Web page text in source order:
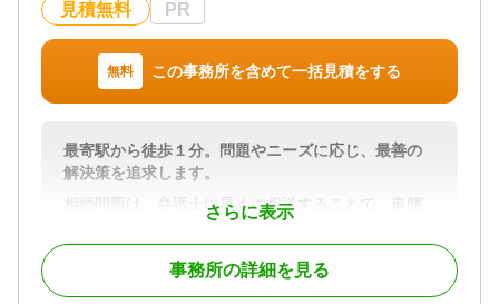
続トラブル（弁護士相談）
対応体制
電話相談可 / 女性スタッフ対応可 / 土日相談可 / 初回
相談無料 / 18時以降相談可 / オンライン面談可 / 事務
対応業務
見 / 相続手続き / 銀行手続き / 戸籍収集 / 相続人調査
/ 相続トラブル（弁護士相談）
電話相談可 / 女性スタッフ対応可 / 土日相談可 / 初回
相談無料 / 18時以降相談可 / オンライン面談可 / 事務
見積無料 PR
無料 この事務所を含めて一括見積をする
さらに表示
最寄駅から徒歩１分。問題やニーズに応じ、最善の
解決策を追求します。
相続問題は、弁護士に早めに相談することで、事態
が複雑化する前に問題を解決し、納得のいく相続を
実現できる可能性が高くなります。
当事務所ではこれまで、相続に関する幅広いご相談
に対応してきました。
事務所の詳細を見る